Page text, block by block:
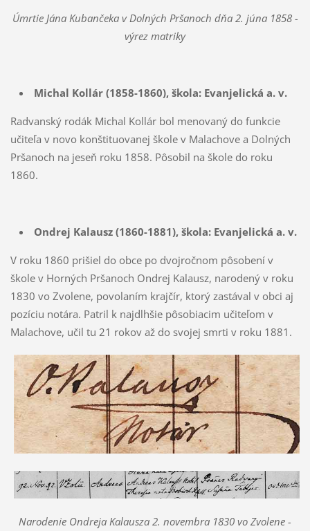
Úmrtie Jána Kubančeka v Dolných Pršanoch dňa 2. júna 1858 -
výrez matriky
Michal Kollár (1858-1860), škola: Evanjelická a. v.
Radvanský rodák Michal Kollár bol menovaný do funkcie
učiteľa v novo konštituovanej škole v Malachove a Dolných
Pršanoch na jeseň roku 1858. Pôsobil na škole do roku
1860.
Ondrej Kalausz (1860-1881), škola: Evanjelická a. v.
V roku 1860 prišiel do obce po dvojročnom pôsobení v
škole v Horných Pršanoch Ondrej Kalausz, narodený v roku
1830 vo Zvolene, povolaním krajčír, ktorý zastával v obci aj
pozíciu notára. Patril k najdlhšie pôsobiacim učiteľom v
Malachove, učil tu 21 rokov až do svojej smrti v roku 1881.
Narodenie Ondreja Kalausza 2. novembra 1830 vo Zvolene -